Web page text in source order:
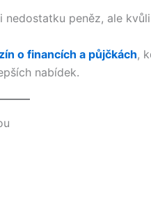
nedostatku peněz, ale kvůli
o financích a půjčkách,
nabídek.